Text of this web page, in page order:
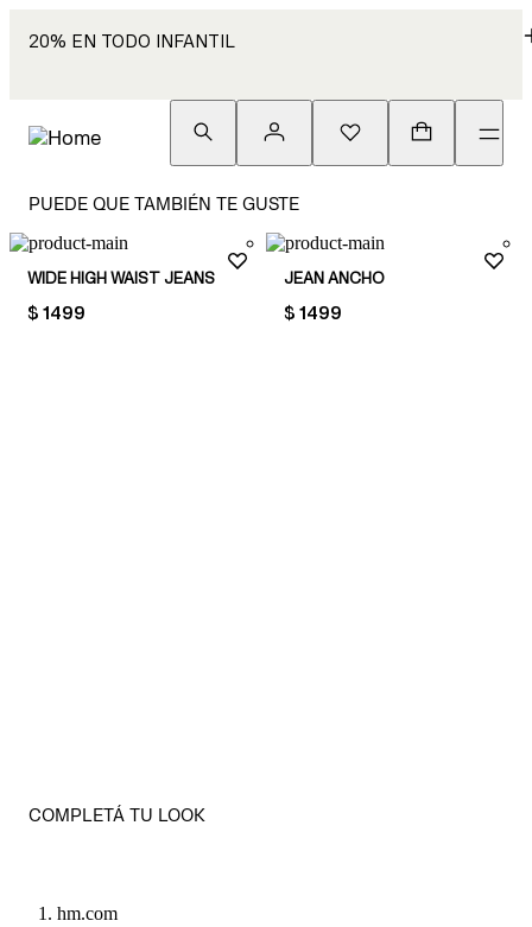
20% EN TODO INFANTIL
PUEDE QUE TAMBIÉN TE GUSTE
WIDE HIGH WAIST JEANS
PRICE:
$ 1499
JEAN ANCHO
PRICE:
$ 1499
COMPLETÁ TU LOOK
hm.com